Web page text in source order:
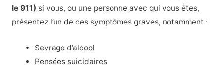
le 911) si vous, ou une personne avec qui vous êtes,
présentez l’un de ces symptômes graves, notamment :
Sevrage d’alcool
Pensées suicidaires